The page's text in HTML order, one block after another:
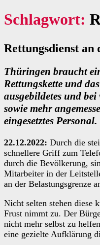
Schlagwort:
Rettungsdienst an
Thüringen braucht
Rettungskette und
ausgebildetes und
sowie mehr
eingesetztes Personal.
22.12.2022: Durch die
schnellere Griff zum
durch die Bevölkerung,
Mitarbeiter in der
an der Belastungsgrenze
Nicht selten stehen diese
Frust nimmt zu. Der
nicht mehr selbst zu
eine gezielte Aufklärung